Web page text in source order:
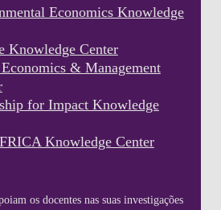
Economics Knowledge
Knowledge Center
& Management
for Impact Knowledge
Knowledge Center
os docentes nas suas investigações